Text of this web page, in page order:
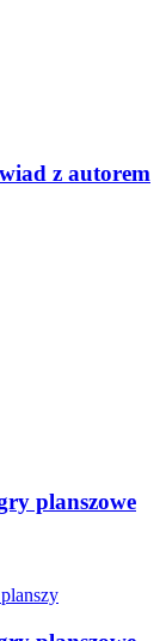
z autorem
planszowe